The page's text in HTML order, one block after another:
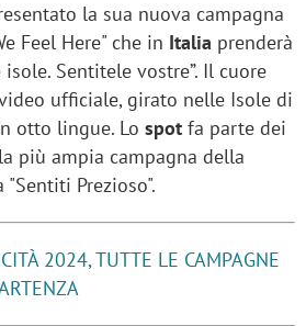
la sua nuova campagna
Feel Here" che in Italia prenderà
Sentitele vostre”. Il cuore
ufficiale, girato nelle Isole di
otto lingue. Lo spot fa parte dei
più ampia campagna della
Prezioso".
2024, TUTTE LE CAMPAGNE